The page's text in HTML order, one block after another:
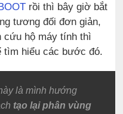
rồi thì bây giờ bắt
tương đối đơn giản,
cứu hộ máy tính thì
tìm hiểu các bước đó.
là mình hướng
tạo lại phân vùng